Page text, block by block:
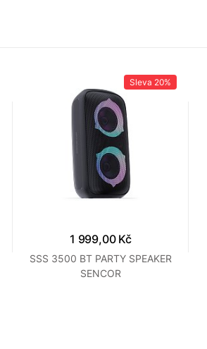
Sleva 20%
1 999,00 Kč
SSS 3500 BT PARTY SPEAKER
SENCOR